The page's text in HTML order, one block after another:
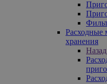
Расходные
хранения
Назад